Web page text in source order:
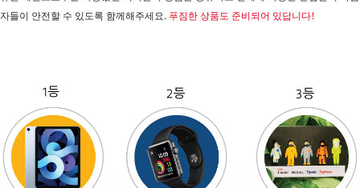
자들이 안전할 수 있도록 함께해주세요. 푸짐한 상품도 준비되어 있답니다!